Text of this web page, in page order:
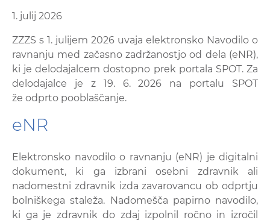
1. julij 2026
ZZZS s 1. julijem 2026 uvaja elektronsko Navodilo o
ravnanju med začasno zadržanostjo od dela (eNR),
ki je delodajalcem dostopno prek portala SPOT. Za
delodajalce je z 19. 6. 2026 na portalu SPOT
že odprto pooblaščanje.
eNR
Elektronsko navodilo o ravnanju (eNR) je digitalni
dokument, ki ga izbrani osebni zdravnik ali
nadomestni zdravnik izda zavarovancu ob odprtju
bolniškega staleža. Nadomešča papirno navodilo,
ki ga je zdravnik do zdaj izpolnil ročno in izročil